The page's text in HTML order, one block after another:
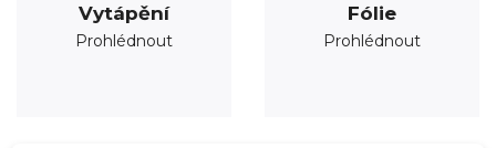
Vytápění
Prohlédnout
Fólie
Prohlédnout